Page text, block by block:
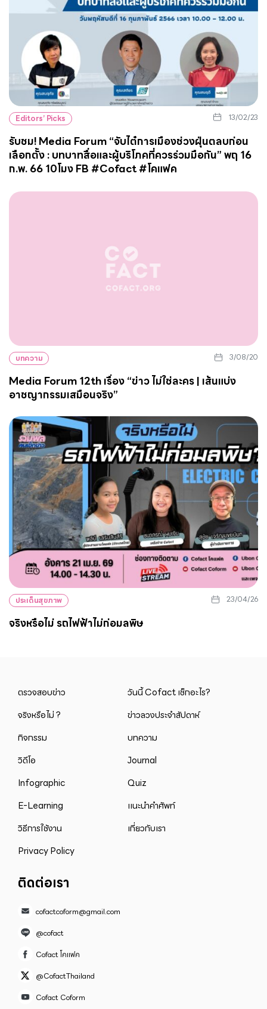
Editors’ Picks 13/02/23
รับชม! Media Forum “จับไต๋การเมืองช่วงฝุ่นตลบก่อน
เลือกตั้ง : บทบาทสื่อและผู้บริโภคที่ควรร่วมมือกัน” พฤ 16
ก.พ. 66 10โมง FB #Cofact #โคแฟค
บทความ 3/08/20
Media Forum 12th เรื่อง “ข่าว ไม่ใช่ละคร | เส้นแบ่ง
อาชญากรรมเสมือนจริง”
ประเด็นสุขภาพ 23/04/26
จริงหรือไม่ รถไฟฟ้าไม่ก่อมลพิษ
ตรวจสอบข่าว
วันนี้ Cofact เช็กอะไร?
จริงหรือไม่ ?
ข่าวลวงประจำสัปดาห์
กิจกรรม
บทความ
วิดีโอ
Journal
Infographic
Quiz
E-Learning
แนะนำคำศัพท์
วิธีการใช้งาน
เกี่ยวกับเรา
Privacy Policy
ติดต่อเรา
cofactcoform@gmail.com
@cofact
Cofact โคแฟค
@CofactThailand
Cofact Coform